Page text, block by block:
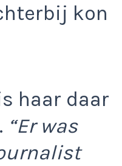
kon
haar daar
“Er was